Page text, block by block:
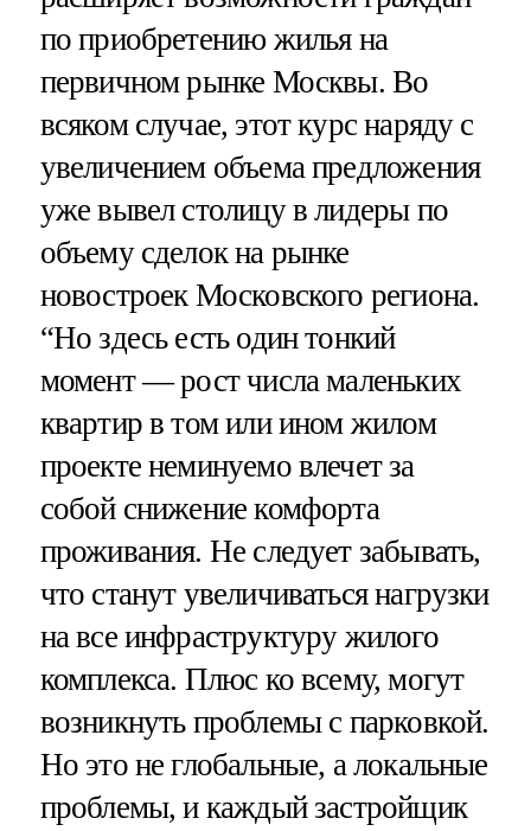
по приобретению жилья на
первичном рынке Москвы. Во
всяком случае, этот курс наряду с
увеличением объема предложения
уже вывел столицу в лидеры по
объему сделок на рынке
новостроек Московского региона.
“Но здесь есть один тонкий
момент — рост числа маленьких
квартир в том или ином жилом
проекте неминуемо влечет за
собой снижение комфорта
проживания. Не следует забывать,
что станут увеличиваться нагрузки
на все инфраструктуру жилого
комплекса. Плюс ко всему, могут
возникнуть проблемы с парковкой.
Но это не глобальные, а локальные
проблемы, и каждый застройщик